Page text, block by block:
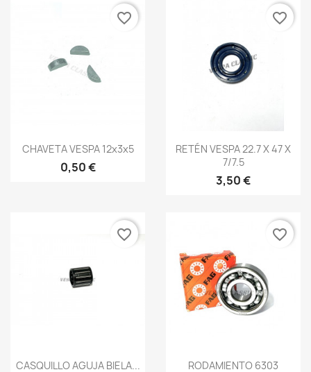
Vista rápida
CHAVETA VESPA 12x3x5
0,50 €
favorite_border
Vista rápida
RETÉN VESPA 22.7 X 47 X
7/7.5
3,50 €
favorite_border
Vista rápida
CASQUILLO AGUJA BIELA...
favorite_border
Vista rápida
RODAMIENTO 6303
favorite_border